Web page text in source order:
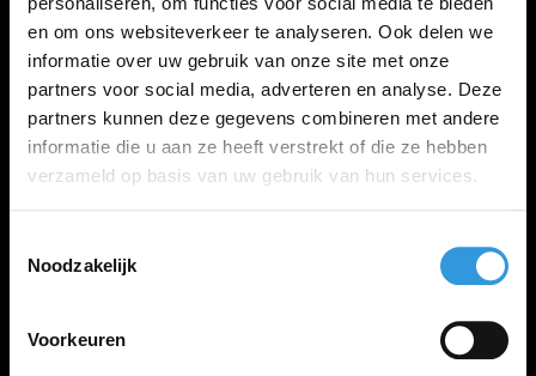
en om ons websiteverkeer te analyseren. Ook delen we
informatie over uw gebruik van onze site met onze
partners voor social media, adverteren en analyse. Deze
partners kunnen deze gegevens combineren met andere
informatie die u aan ze heeft verstrekt of die ze hebben
verzameld op basis van uw gebruik van hun services.
Noodzakelijk
Voorkeuren
ZOEKBIJBAAN
FAQ
Kennis maken met MELON